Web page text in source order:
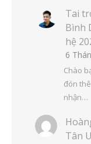
Tai
Bình
hệ
6
Chào
đón
nhận…
Tân